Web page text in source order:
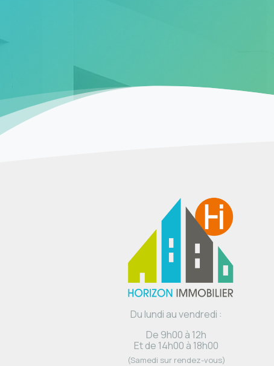
Du lundi au vendredi :
De 9h00 à 12h
Et de 14h00 à 18h00
(Samedi sur rendez-vous)